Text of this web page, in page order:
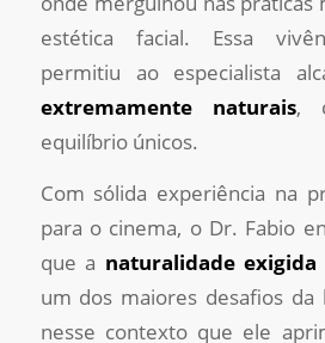
estética facial. Essa
permitiu ao especialista
extremamente naturais,
equilíbrio únicos.
Com sólida experiência na
para o cinema, o Dr. Fabio
que a naturalidade exigida
um dos maiores desafios da
nesse contexto que ele